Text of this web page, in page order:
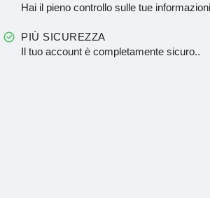
Hai il pieno controllo sulle tue
PIÙ SICUREZZA
Il tuo account è completamente sicuro..